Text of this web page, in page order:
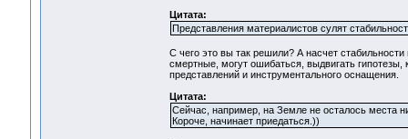
Цитата:
Представления материалистов сулят
C чего это вы так решили? А насчет
смертные, могут ошибаться, выдвигать
представлений и инструментального оснащения.
Цитата:
Сейчас, например, на Земле не осталось места
Короче, начинает приедаться.))